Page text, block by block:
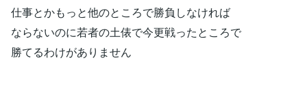
仕事とかもっと他のところで勝負しなければ
ならないのに若者の土俵で今更戦ったところで
勝てるわけがありません